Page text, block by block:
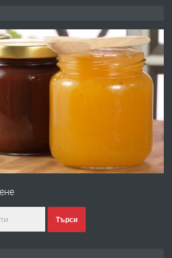
преди 1 година
Работа за общи работници
преди 1 година
Първи поход "По стъпките на Ангел
Търси